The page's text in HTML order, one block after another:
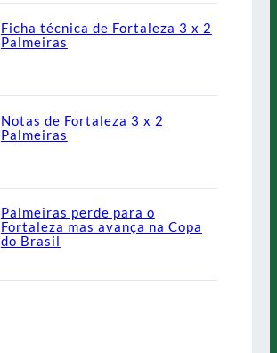
Ficha técnica de Fortaleza 3 x 2
Palmeiras
Notas de Fortaleza 3 x 2
Palmeiras
Palmeiras perde para o
Fortaleza mas avança na Copa
do Brasil